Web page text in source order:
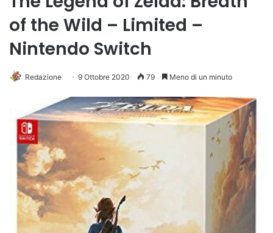
of the Wild – Limited –
Nintendo Switch
Redazione 9 Ottobre 2020 79 Meno di un minuto